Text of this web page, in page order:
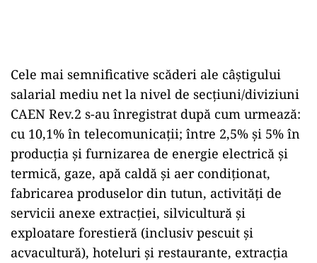
Cele mai semnificative scăderi ale câştigului
salarial mediu net la nivel de secţiuni/diviziuni
CAEN Rev.2 s-au înregistrat după cum urmează:
cu 10,1% în telecomunicaţii; între 2,5% şi 5% în
producţia şi furnizarea de energie electrică şi
termică, gaze, apă caldă şi aer condiţionat,
fabricarea produselor din tutun, activităţi de
servicii anexe extracţiei, silvicultură şi
exploatare forestieră (inclusiv pescuit şi
acvacultură), hoteluri şi restaurante, extracţia